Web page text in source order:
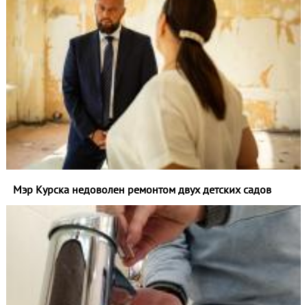
Мэр Курска недоволен ремонтом двух детских садов